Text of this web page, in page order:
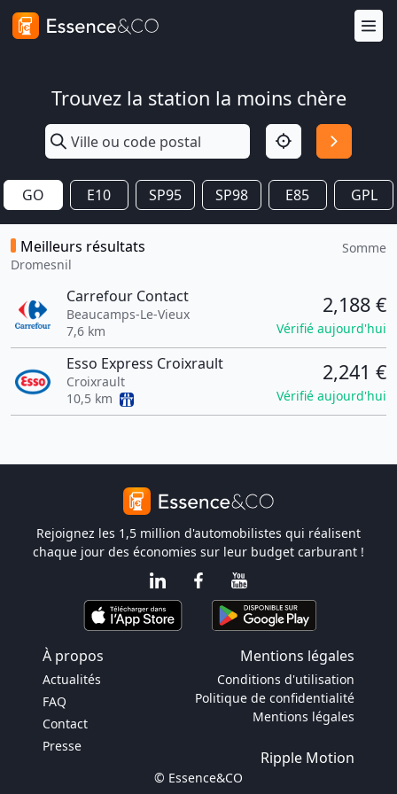
Trouvez la station la moins chère
GO E10 SP95 SP98 E85 GPL
Meilleurs résultats
Dromesnil
Somme
Carrefour Contact
Beaucamps-Le-Vieux
7,6 km
2,188 €
Vérifié aujourd'hui
Esso Express Croixrault
Croixrault
10,5 km
2,241 €
Vérifié aujourd'hui
Rejoignez les 1,5 million d'automobilistes qui réalisent
chaque jour des économies sur leur budget carburant !
À propos Mentions légales
Actualités
FAQ
Contact
Presse
Conditions d'utilisation
Politique de confidentialité
Mentions légales
Ripple Motion
© Essence&CO